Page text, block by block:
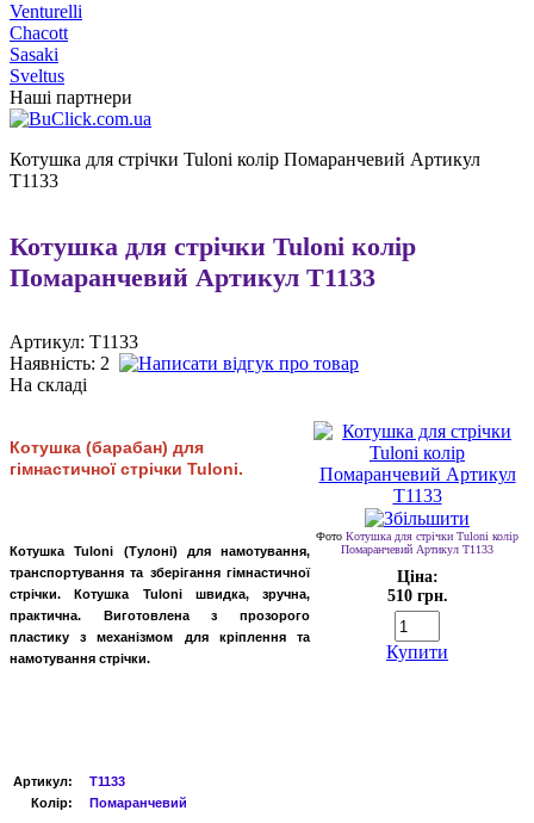
Venturelli
Chacott
Sasaki
Sveltus
Наші партнери
Котушка для стрічки Tuloni колір Помаранчевий Артикул
T1133
Котушка для стрічки Tuloni колір
Помаранчевий Артикул T1133
Артикул: T1133
Наявність: 2
На складі
Фото Котушка для стрічки Tuloni колір
Помаранчевий Артикул T1133
Ціна:
510 грн.
Купити
Котушка (барабан) для
гімнастичної стрічки Tuloni.
Котушка Tuloni (Тулоні) для намотування,
транспортування та зберігання гімнастичної
стрічки. Котушка Tuloni швидка, зручна,
практична. Виготовлена ​​з прозорого
пластику з механізмом для кріплення та
намотування стрічки.
Артикул:
T1133
Колір:
Помаранчевий